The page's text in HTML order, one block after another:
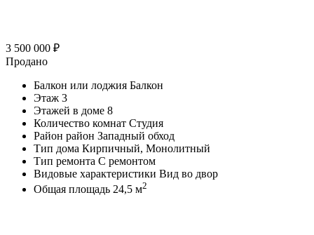
3 500 000 ₽
Продано
Балкон или лоджия Балкон
Этаж 3
Этажей в доме 8
Количество комнат Студия
Район район Западный обход
Тип дома Кирпичный, Монолитный
Тип ремонта С ремонтом
Видовые характеристики Вид во двор
Общая площадь 24,5 м2